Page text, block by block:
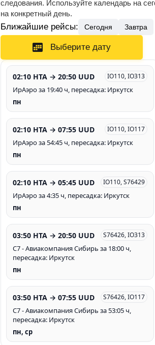
следования. Используйте календарь на
на конкретный день.
Ближайшие рейсы: Сегодня Завтра
Выберите дату
02:10 HTA → 20:50 UUD IO110, IO313
ИрАэро за 19:40 ч, пересадка: Иркутск
пн
02:10 HTA → 07:55 UUD IO110, IO117
ИрАэро за 54:45 ч, пересадка: Иркутск
пн
02:10 HTA → 05:45 UUD IO110, S76429
ИрАэро за 4:35 ч, пересадка: Иркутск
пн
03:50 HTA → 20:50 UUD S76426, IO313
С7 - Авиакомпания Сибирь за 18:00 ч,
пересадка: Иркутск
пн
03:50 HTA → 07:55 UUD S76426, IO117
С7 - Авиакомпания Сибирь за 53:05 ч,
пересадка: Иркутск
пн, ср